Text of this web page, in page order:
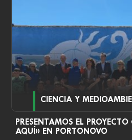
CIENCIA Y
PRESENTAMOS EL
AQUÍ» EN PORTONOVO